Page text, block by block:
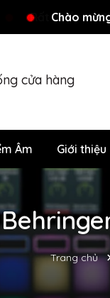
Chào
Rất nhiều ưu
cửa hàng
Âm Giới thiệu
Trang chủ